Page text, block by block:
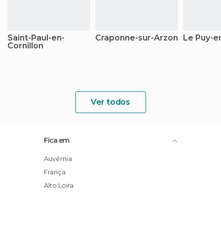
Saint-Paul-en-
Cornillon
Craponne-sur-Arzon Le Puy-
Ver todos
Fica em
Auvérnia
França
Alto Loira